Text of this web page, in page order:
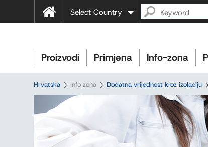
Select Country
Proizvodi Primjena Info-zona
Hrvatska Info zona Dodatna vrijednost kroz izolaciju